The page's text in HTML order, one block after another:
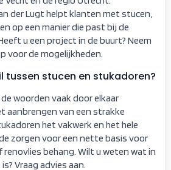
der Lugt helpt klanten met stucen,
op een manier die past bij de
u een project in de buurt? Neem
voor de mogelijkheden.
tussen stucen en stukadoren?
woorden vaak door elkaar
aanbrengen van een strakke
het vakwerk en het hele
zorgen voor een nette basis voor
behang. Wilt u weten wat in
Vraag advies aan.